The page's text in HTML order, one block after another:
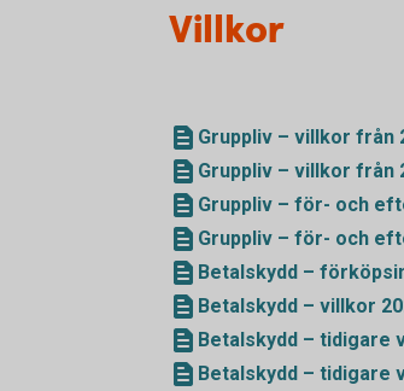
Villkor
Gruppliv – villkor från
Gruppliv – villkor från
Gruppliv – för- och
Gruppliv – för- och
Betalskydd –
Betalskydd – villkor
Betalskydd – tidigare
Betalskydd – tidigare